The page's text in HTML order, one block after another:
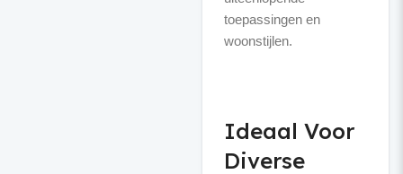
toepassingen en
woonstijlen.
Ideaal Voor
Diverse